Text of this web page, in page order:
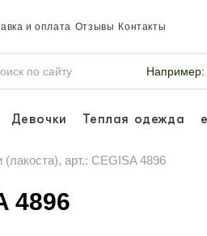
и оплата Отзывы Контакты
Например:
Девочки Теплая одежда
(лакоста), арт.: CEGISA 4896
4896